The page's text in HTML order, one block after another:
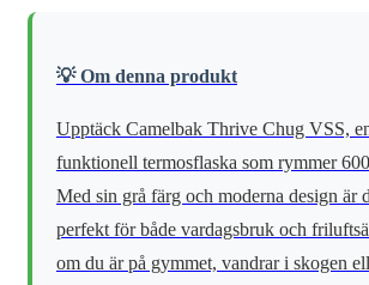
💡 Om denna produkt
Upptäck Camelbak Thrive Chug VSS,
funktionell termosflaska som rymmer
Med sin grå färg och moderna design är
perfekt för både vardagsbruk och
om du är på gymmet, vandrar i skogen